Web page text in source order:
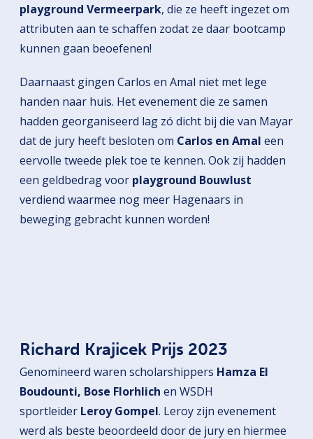
playground Vermeerpark, die ze heeft ingezet om
attributen aan te schaffen zodat ze daar bootcamp
kunnen gaan beoefenen!
Daarnaast gingen Carlos en Amal niet met lege
handen naar huis. Het evenement die ze samen
hadden georganiseerd lag zó dicht bij die van Mayar
dat de jury heeft besloten om Carlos en Amal een
eervolle tweede plek toe te kennen. Ook zij hadden
een geldbedrag voor playground Bouwlust
verdiend waarmee nog meer Hagenaars in
beweging gebracht kunnen worden!
Richard Krajicek Prijs 2023
Genomineerd waren scholarshippers Hamza El
Boudounti, Bose Florhlich en WSDH
sportleider Leroy Gompel. Leroy zijn evenement
werd als beste beoordeeld door de jury en hiermee